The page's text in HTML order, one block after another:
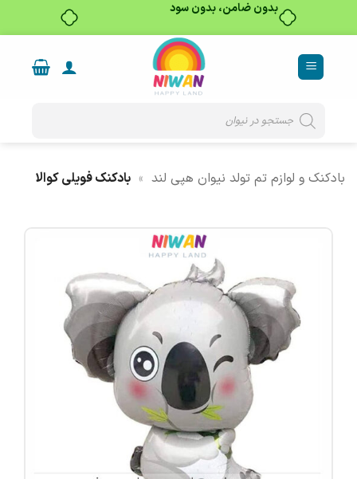
بدون ضامن، بدون سود
content
search
بادکنک و لوازم تم تولد نیوان هپی لند » بادکنک فویلی کوالا